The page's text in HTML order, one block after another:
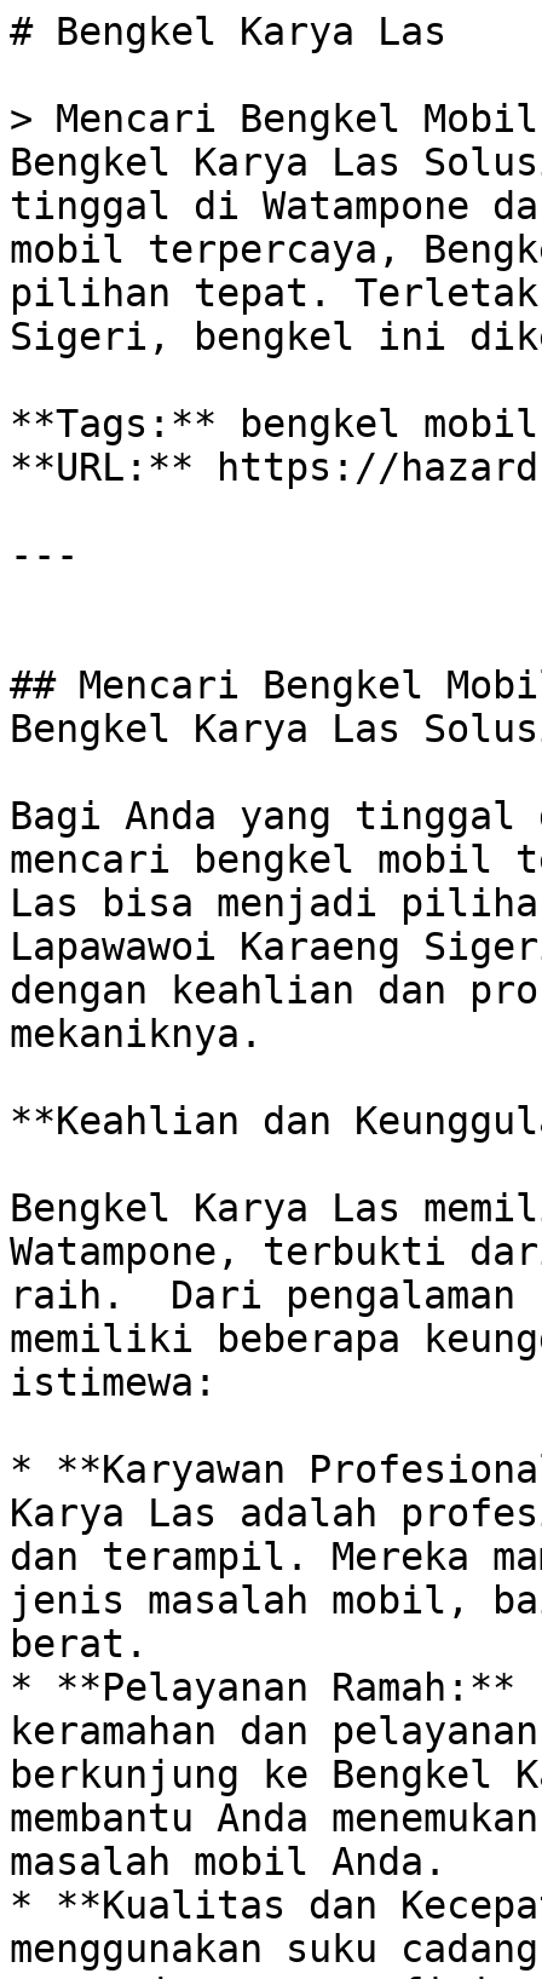
# Bengkel Karya Las
> Mencari Bengkel
Bengkel Karya Las
tinggal di Watampone
mobil terpercaya,
pilihan tepat. Terletak
Sigeri, bengkel ini
**Tags:** bengkel
**URL:** https://
---
## Mencari Bengkel
Bengkel Karya Las
Bagi Anda yang tinggal
mencari bengkel mobil
Las bisa menjadi
Lapawawoi Karaeng
dengan keahlian dan
mekaniknya.
**Keahlian dan
Bengkel Karya Las
Watampone, terbukti
raih.  Dari
memiliki beberapa
istimewa:
* **Karyawan
Karya Las adalah
dan terampil. Mereka
jenis masalah mobil,
berat.
* **Pelayanan Ramah:**
keramahan dan
berkunjung ke Bengkel
membantu Anda
masalah mobil Anda.
* **Kualitas dan
menggunakan suku